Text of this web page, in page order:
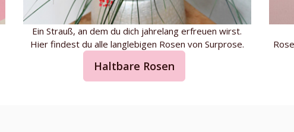
Ein Strauß, an dem du dich jahrelang erfreuen wirst.
Hier findest du alle langlebigen Rosen von Surprose.
Haltbare Rosen